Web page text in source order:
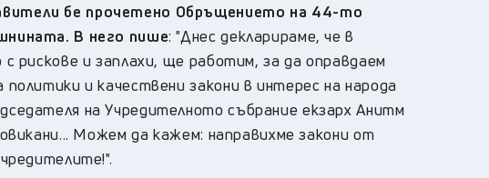
бе прочетено Обръщението на 44-то
В него пише: "Днес декларираме, че в
рискове и заплахи, ще работим, за да оправдаем
и качествени закони в интерес на народа
на Учредителното събрание екзарх Анитм
Можем да кажем: направихме закони от